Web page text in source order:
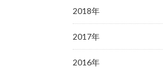
2018年
2017年
2016年